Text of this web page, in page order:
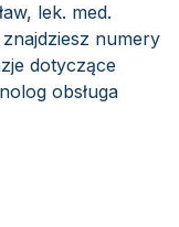
lek. med.
numery
dotyczące
obsługa